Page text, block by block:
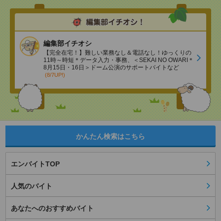
編集部イチオシ
【完全在宅！】難しい業務なし＆電話なし！ゆっくりの
11時～時短＊データ入力・事務、＜SEKAI NO OWARI＊
8月15日・16日＞ドーム公演のサポートバイトなど
(8/7UP!)
かんたん検索はこちら
エンバイトTOP
人気のバイト
あなたへのおすすめバイト